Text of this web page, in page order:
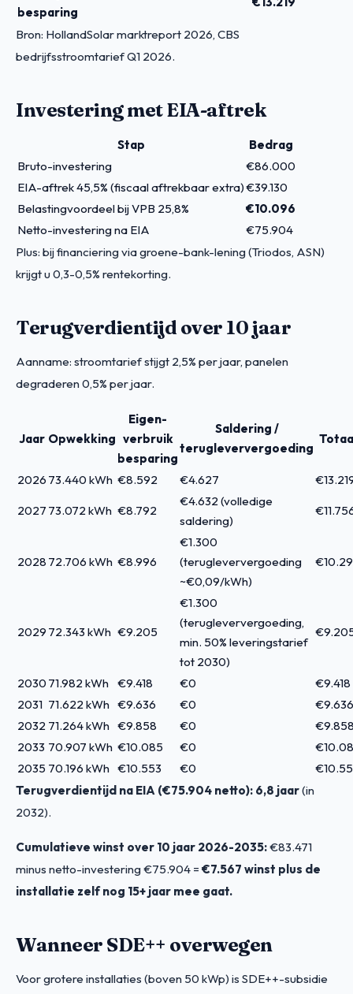
besparing
Bron: HollandSolar marktreport 2026, CBS
bedrijfsstroomtarief Q1 2026.
Investering met EIA-aftrek
Stap
Bedrag
Bruto-investering
€86.000
EIA-aftrek 45,5% (fiscaal aftrekbaar extra)€39.130
Belastingvoordeel bij VPB 25,8%
€10.096
Netto-investering na EIA
€75.904
Plus: bij financiering via groene-bank-lening (Triodos, ASN)
krijgt u 0,3-0,5% rentekorting.
Terugverdientijd over 10 jaar
Aanname: stroomtarief stijgt 2,5% per jaar, panelen
degraderen 0,5% per jaar.
Jaar Opwekking
Eigen-
verbruik
besparing
Saldering /
terugleververgoeding
2026 73.440 kWh €8.592 €4.627
2027 73.072 kWh €8.792
€4.632 (volledige
saldering)
2028 72.706 kWh €8.996
€1.300
(terugleververgoeding
~€0,09/kWh)
2029 72.343 kWh €9.205
€1.300
(terugleververgoeding,
min. 50% leveringstarief
tot 2030)
2030 71.982 kWh €9.418 €0
€9.418
2031 71.622 kWh €9.636 €0
€9.636
2032 71.264 kWh €9.858 €0
2033 70.907 kWh €10.085 €0
2035 70.196 kWh €10.553 €0
Terugverdientijd na EIA (€75.904 netto): 6,8 jaar(in
2032).
Cumulatieve winst over 10 jaar 2026-2035:€83.471
minus netto-investering €75.904 = €7.567 winst plus de
installatie zelf nog 15+ jaar mee gaat.
Wanneer SDE++ overwegen
Voor grotere installaties (boven 50 kWp) is SDE++-subsidie